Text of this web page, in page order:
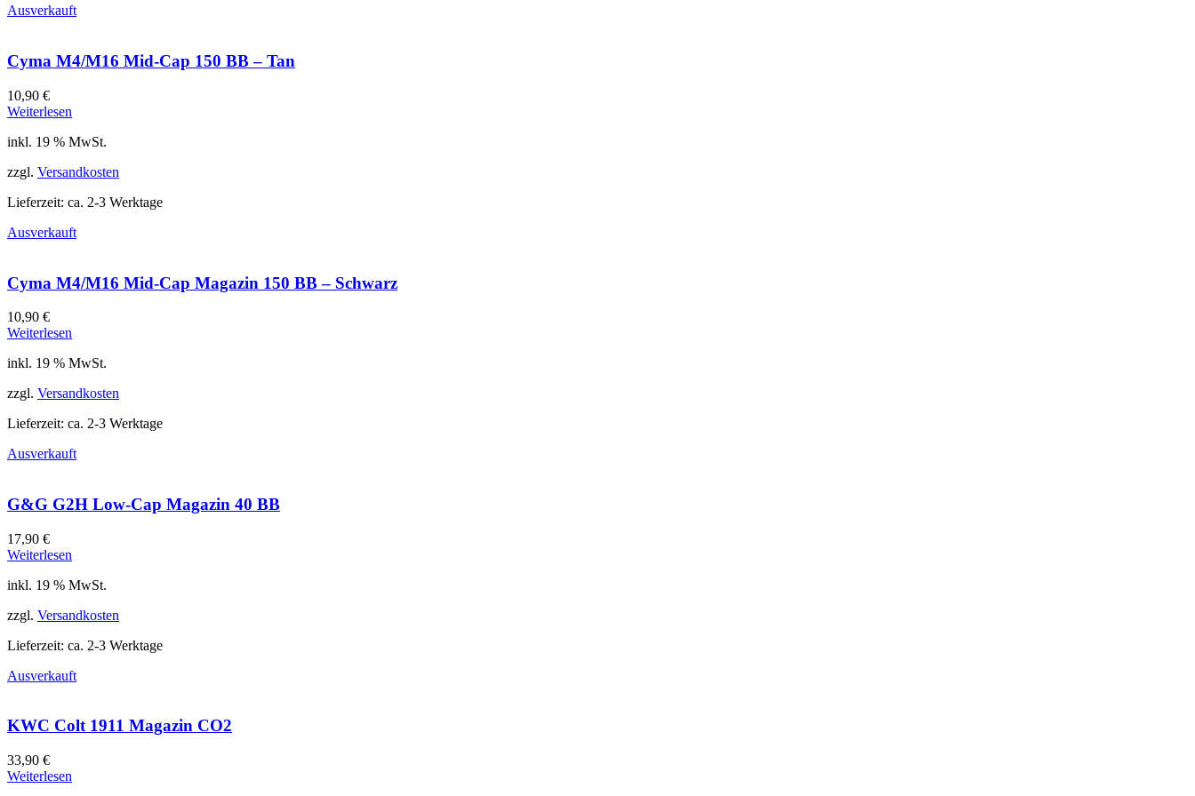
Ausverkauft
Cyma M4/M16 Mid-Cap 150 BB – Tan
10,90 €
Weiterlesen
inkl. 19 % MwSt.
zzgl. Versandkosten
Lieferzeit: ca. 2-3 Werktage
Ausverkauft
Cyma M4/M16 Mid-Cap Magazin 150 BB – Schwarz
10,90 €
Weiterlesen
inkl. 19 % MwSt.
zzgl. Versandkosten
Lieferzeit: ca. 2-3 Werktage
Ausverkauft
G&G G2H Low-Cap Magazin 40 BB
17,90 €
Weiterlesen
inkl. 19 % MwSt.
zzgl. Versandkosten
Lieferzeit: ca. 2-3 Werktage
Ausverkauft
KWC Colt 1911 Magazin CO2
33,90 €
Weiterlesen